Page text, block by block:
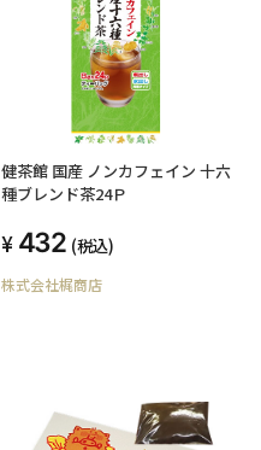
健茶館 国産 ノンカフェイン 十六
種ブレンド茶24Ｐ
432 (税込)
株式会社梶商店